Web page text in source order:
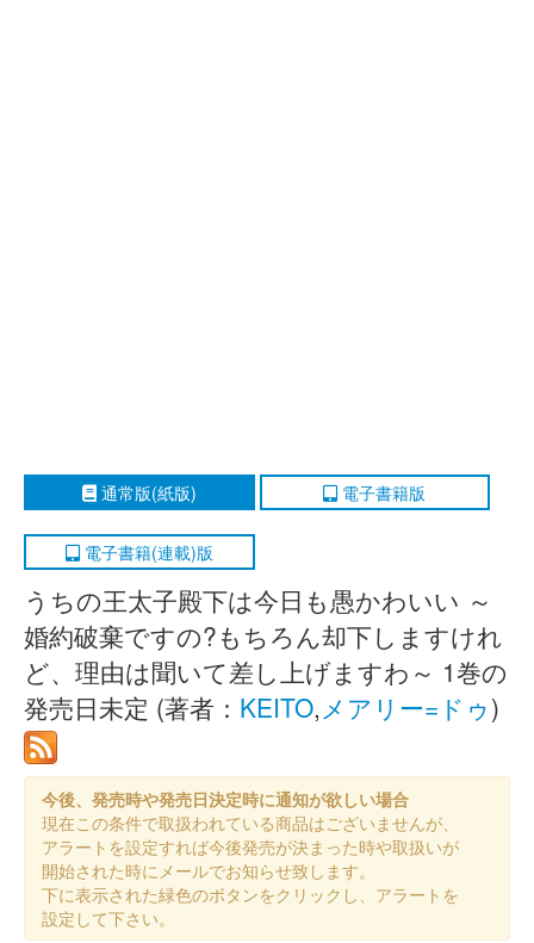
通常版(紙版) 電子書籍版
電子書籍(連載)版
うちの王太子殿下は今日も愚かわいい ～
婚約破棄ですの?もちろん却下しますけれ
ど、理由は聞いて差し上げますわ～ 1巻の
発売日未定 (著者： KEITO,メアリー=ドゥ)
今後、発売時や発売日決定時に通知が欲しい場合
現在この条件で取扱われている商品はございませんが、
アラートを設定すれば今後発売が決まった時や取扱いが
開始された時にメールでお知らせ致します。
下に表示された緑色のボタンをクリックし、アラートを
設定して下さい。